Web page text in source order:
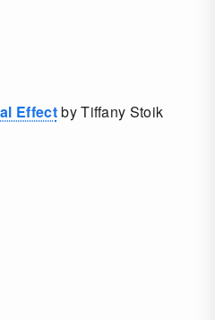
Effectby Tiffany Stoik